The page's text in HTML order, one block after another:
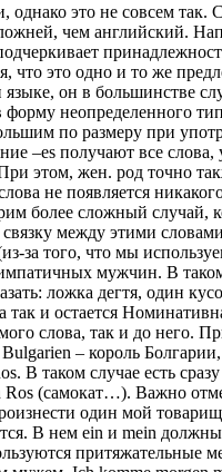
это не совсем так.
чем английский.
что это одно и то же
он в большинстве
неопределенного
по размеру при
–es получают все
этом, жен. род точно
не появляется
более сложный
между этими
за того, что мы
мужчин. В
ложка дегтя, один
так и остается
слова, так и до него.
– король
В таком случае есть
(самокат…). Важно
один мой
В нем ein и mein
притяжательные